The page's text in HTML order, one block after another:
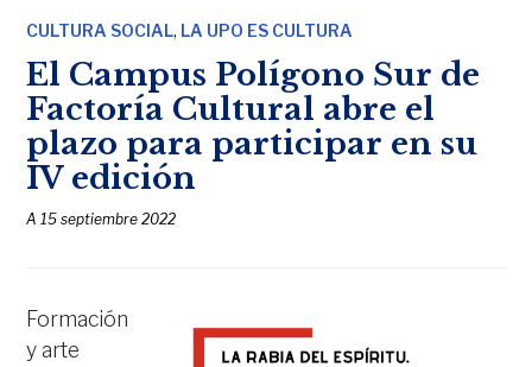
CULTURA SOCIAL, LA UPO ES CULTURA
El Campus Polígono Sur de
Factoría Cultural abre el
plazo para participar en su
IV edición
A15 septiembre 2022
Formación
y arte